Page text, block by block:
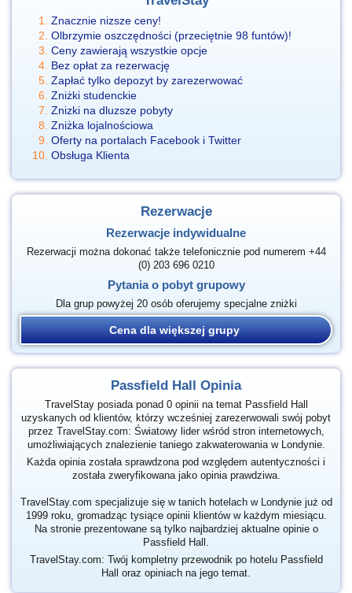
Znacznie nizsze ceny!
Olbrzymie oszczędności (przeciętnie 98 funtów)!
Ceny zawierają wszystkie opcje
Bez opłat za rezerwację
Zapłać tylko depozyt by zarezerwować
Zniżki studenckie
Znizki na dluzsze pobyty
Zniżka lojalnościowa
Oferty na portalach Facebook i Twitter
Obsługa Klienta
Rezerwacje
Rezerwacje indywidualne
Rezerwacji można dokonać także telefonicznie pod numerem +44
(0) 203 696 0210
Pytania o pobyt grupowy
Dla grup powyżej 20 osób oferujemy specjalne zniżki
Cena dla większej grupy
Passfield Hall Opinia
TravelStay posiada ponad 0 opinii na temat Passfield Hall
uzyskanych od klientów, którzy wcześniej zarezerwowali swój pobyt
przez TravelStay.com: Światowy lider wśród stron internetowych,
umożliwiających znalezienie taniego zakwaterowania w Londynie.
Każda opinia została sprawdzona pod względem autentyczności i
została zweryfikowana jako opinia prawdziwa.
TravelStay.com specjalizuje się w tanich hotelach w Londynie już od
1999 roku, gromadząc tysiące opinii klientów w każdym miesiącu.
Na stronie prezentowane są tylko najbardziej aktualne opinie o
Passfield Hall.
TravelStay.com: Twój kompletny przewodnik po hotelu Passfield
Hall oraz opiniach na jego temat.